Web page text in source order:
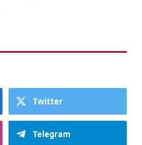
Twitter
Telegram